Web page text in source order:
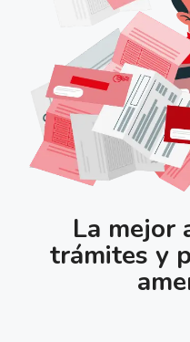
La mejor
trámites y